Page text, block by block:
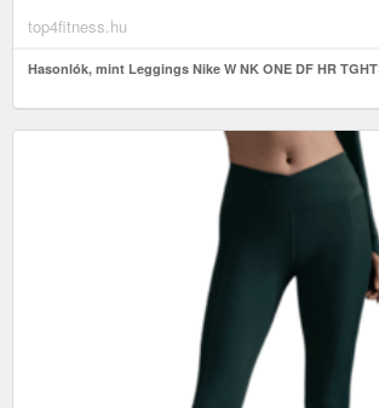
top4fitness.hu
Hasonlók, mint Leggings Nike W NK ONE DF HR TGHT